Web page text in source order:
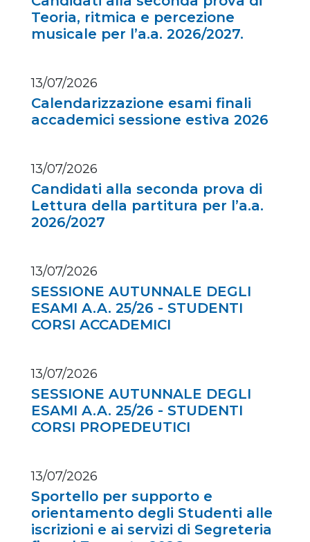
Teoria, ritmica e percezione
musicale per l’a.a. 2026/2027.
13/07/2026
Calendarizzazione esami finali
accademici sessione estiva 2026
13/07/2026
Candidati alla seconda prova di
Lettura della partitura per l’a.a.
2026/2027
13/07/2026
SESSIONE AUTUNNALE DEGLI
ESAMI A.A. 25/26 - STUDENTI
CORSI ACCADEMICI
13/07/2026
SESSIONE AUTUNNALE DEGLI
ESAMI A.A. 25/26 - STUDENTI
CORSI PROPEDEUTICI
13/07/2026
Sportello per supporto e
orientamento degli Studenti alle
iscrizioni e ai servizi di Segreteria